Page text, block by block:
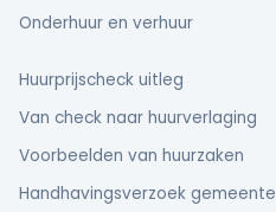
Onderhuur en verhuur
Huurprijscheck uitleg
Van check naar huurverlaging
Voorbeelden van huurzaken
Handhavingsverzoek gemeente